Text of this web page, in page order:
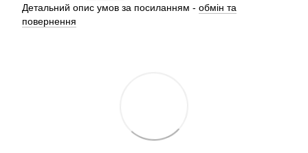
Детальний опис умов за посиланням - обмін та
повернення